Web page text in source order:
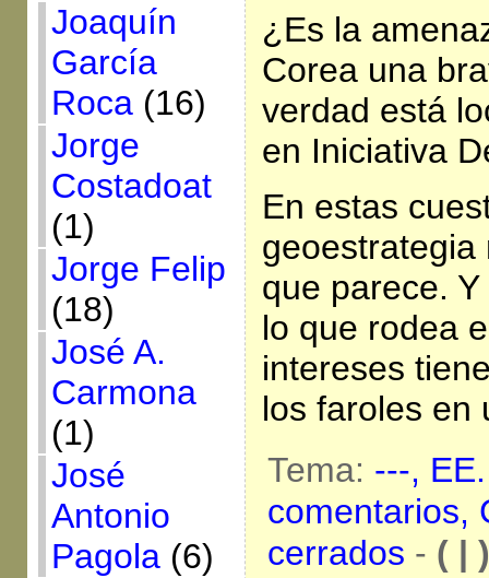
Joaquín
García
Roca(16)
Jorge
Costadoat
(1)
Jorge Felip
(18)
José A.
Carmona
(1)
José
Antonio
Pagola(6)
¿Es la
Corea una
verdad está
en Iniciativa
En estas
geoestrategia
que parece.
lo que rodea
intereses
los faroles
Tema: ---,
comentarios,
cerrados - ( | )